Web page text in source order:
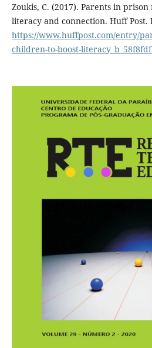
Zoukis, C. (2017). Parents in
literacy and connection. Huff Post.
https://www.huffpost.com/entry/
children-to-boost-